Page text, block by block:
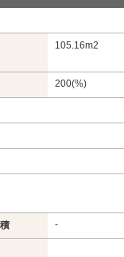
105.16m2
200(%)
-